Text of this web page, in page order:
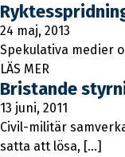
24 maj, 2013
Spekulativa medier
LÄS MER
Bristande
13 juni, 2011
Civil-militär
satta att lösa, […]